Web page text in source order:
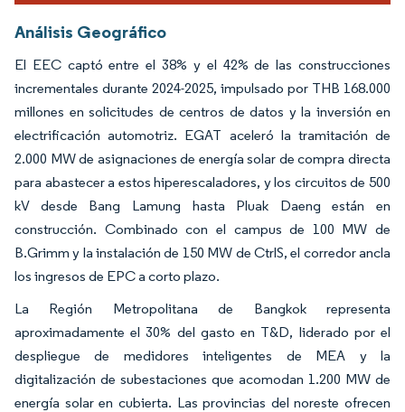
Análisis Geográfico
El EEC captó entre el 38% y el 42% de las construcciones
incrementales durante 2024-2025, impulsado por THB 168.000
millones en solicitudes de centros de datos y la inversión en
electrificación automotriz. EGAT aceleró la tramitación de
2.000 MW de asignaciones de energía solar de compra directa
para abastecer a estos hiperescaladores, y los circuitos de 500
kV desde Bang Lamung hasta Pluak Daeng están en
construcción. Combinado con el campus de 100 MW de
B.Grimm y la instalación de 150 MW de CtrlS, el corredor ancla
los ingresos de EPC a corto plazo.
La Región Metropolitana de Bangkok representa
aproximadamente el 30% del gasto en T&D, liderado por el
despliegue de medidores inteligentes de MEA y la
digitalización de subestaciones que acomodan 1.200 MW de
energía solar en cubierta. Las provincias del noreste ofrecen